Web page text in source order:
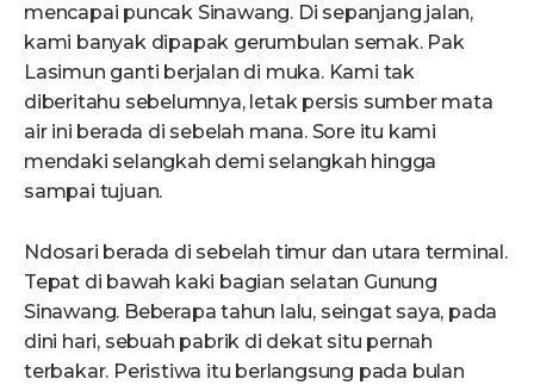
mencapai puncak Sinawang. Di sepanjang jalan,
kami banyak dipapak gerumbulan semak. Pak
Lasimun ganti berjalan di muka. Kami tak
diberitahu sebelumnya, letak persis sumber mata
air ini berada di sebelah mana. Sore itu kami
mendaki selangkah demi selangkah hingga
sampai tujuan.
Ndosari berada di sebelah timur dan utara terminal.
Tepat di bawah kaki bagian selatan Gunung
Sinawang. Beberapa tahun lalu, seingat saya, pada
dini hari, sebuah pabrik di dekat situ pernah
terbakar. Peristiwa itu berlangsung pada bulan